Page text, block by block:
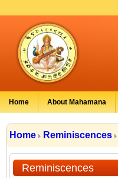
Home About Mahamana
Home Reminiscences
Reminiscences